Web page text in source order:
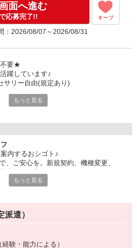
と,
給(規定有)
・。○。・゜+゜
面へ進む
応募完了!! キープ
：2026/08/07～2026/08/31
要★
躍しています♪
リー自由(規定あり)
ォローしあったりする
係がある店舗ばかり！
プしましょう♪
】
、コールセンター、受付
分け・加工・組立・検査
もっと見る
内するおシゴト♪
、ご安心を。新規契約、機種変更、
業務
ー)・KDDI/softbank(ソフトバンク)など
もっと見る
遣）
験・能力による）